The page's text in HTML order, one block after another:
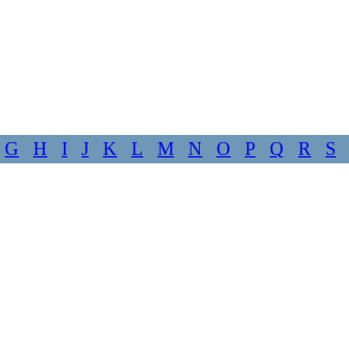
G H I J K L M N O P Q R S